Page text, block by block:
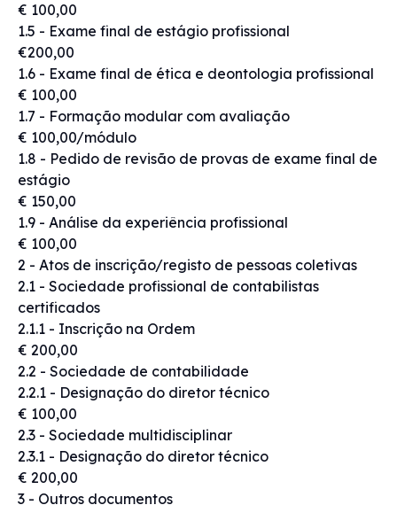
€ 100,00
1.5 - Exame final de estágio profissional
€200,00
1.6 - Exame final de ética e deontologia profissional
€ 100,00
1.7 - Formação modular com avaliação
€ 100,00/módulo
1.8 - Pedido de revisão de provas de exame final de
estágio
€ 150,00
1.9 - Análise da experiência profissional
€ 100,00
2 - Atos de inscrição/registo de pessoas coletivas
2.1 - Sociedade profissional de contabilistas
certificados
2.1.1 - Inscrição na Ordem
€ 200,00
2.2 - Sociedade de contabilidade
2.2.1 - Designação do diretor técnico
€ 100,00
2.3 - Sociedade multidisciplinar
2.3.1 - Designação do diretor técnico
€ 200,00
3 - Outros documentos